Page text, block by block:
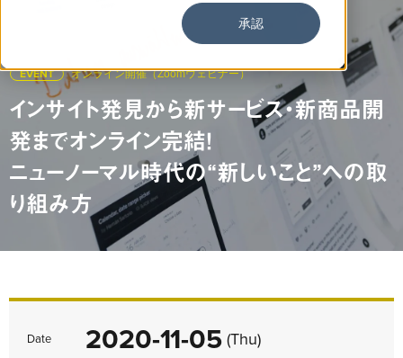
承認
EVENT オンライン開催（Zoomウェビナー）
インサイト発見から新サービス・新商品開
発までオンライン完結！
ニューノーマル時代の“新しいこと”への取
り組み方
Date 2020-11-05 (Thu)